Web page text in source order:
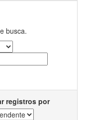
busca.
registros por